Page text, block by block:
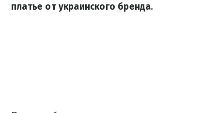
платье от украинского бренда.